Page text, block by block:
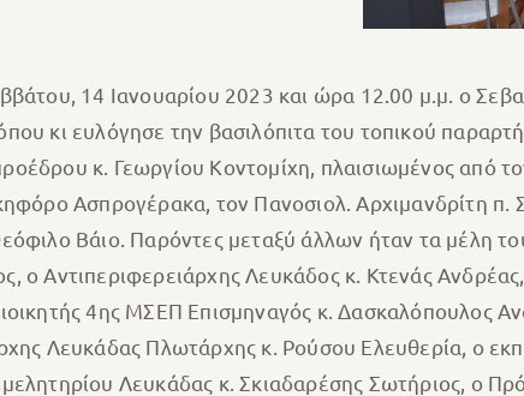
14 Ιανουαρίου 2023 και ώρα 12.00 μ.μ. ο
κι ευλόγησε την βασιλόπιτα του τοπικού
κ. Γεωργίου Κοντομίχη, πλαισιωμένος από
Ασπρογέρακα, τον Πανοσιολ. Αρχιμανδρίτη
Βάιο. Παρόντες μεταξύ άλλων ήταν τα μέλη
ο Αντιπεριφερειάρχης Λευκάδος κ. Κτενάς
4ης ΜΣΕΠ Επισμηναγός κ. Δασκαλόπουλος
Λευκάδας Πλωτάρχης κ. Ρούσου Ελευθερία, ο
Λευκάδας κ. Σκιαδαρέσης Σωτήριος, ο